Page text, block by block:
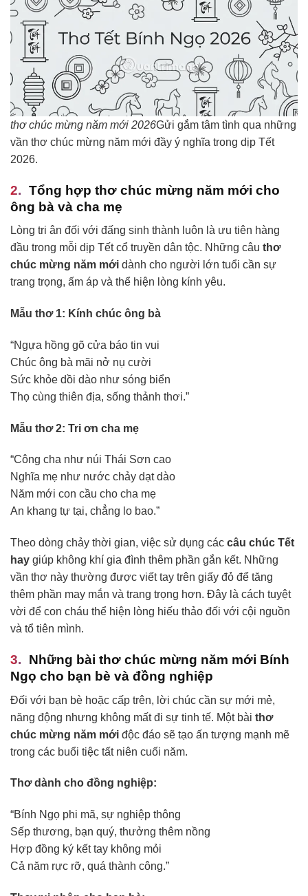
thơ chúc mừng năm mới 2026Gửi gắm tâm tình qua những
vần thơ chúc mừng năm mới đầy ý nghĩa trong dịp Tết
2026.
Tổng hợp thơ chúc mừng năm mới cho
ông bà và cha mẹ
Lòng tri ân đối với đấng sinh thành luôn là ưu tiên hàng
đầu trong mỗi dịp Tết cổ truyền dân tộc. Những câu thơ
chúc mừng năm mới dành cho người lớn tuổi cần sự
trang trọng, ấm áp và thể hiện lòng kính yêu.
Mẫu thơ 1: Kính chúc ông bà
“Ngựa hồng gõ cửa báo tin vui
Chúc ông bà mãi nở nụ cười
Sức khỏe dồi dào như sóng biển
Thọ cùng thiên địa, sống thảnh thơi.”
Mẫu thơ 2: Tri ơn cha mẹ
“Công cha như núi Thái Sơn cao
Nghĩa mẹ như nước chảy dạt dào
Năm mới con cầu cho cha mẹ
An khang tự tại, chẳng lo bao.”
Theo dòng chảy thời gian, việc sử dụng các câu chúc Tết
hay giúp không khí gia đình thêm phần gắn kết. Những
vần thơ này thường được viết tay trên giấy đỏ để tăng
thêm phần may mắn và trang trọng hơn. Đây là cách tuyệt
vời để con cháu thể hiện lòng hiếu thảo đối với cội nguồn
và tổ tiên mình.
Những bài thơ chúc mừng năm mới Bính
Ngọ cho bạn bè và đồng nghiệp
Đối với bạn bè hoặc cấp trên, lời chúc cần sự mới mẻ,
năng động nhưng không mất đi sự tinh tế. Một bài thơ
chúc mừng năm mới độc đáo sẽ tạo ấn tượng mạnh mẽ
trong các buổi tiệc tất niên cuối năm.
Thơ dành cho đồng nghiệp:
“Bính Ngọ phi mã, sự nghiệp thông
Sếp thương, bạn quý, thưởng thêm nồng
Hợp đồng ký kết tay không mỏi
Cả năm rực rỡ, quá thành công.”